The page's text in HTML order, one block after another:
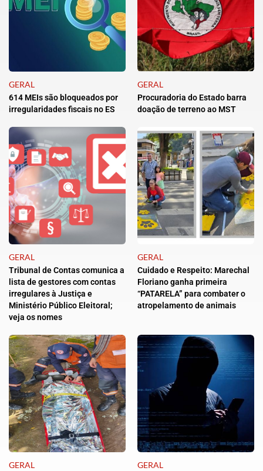
GERAL
614 MEIs são bloqueados por
irregularidades fiscais no ES
GERAL
Procuradoria do Estado barra
doação de terreno ao MST
GERAL
Tribunal de Contas comunica a
lista de gestores com contas
irregulares à Justiça e
Ministério Público Eleitoral;
veja os nomes
GERAL
Cuidado e Respeito: Marechal
Floriano ganha primeira
“PATARELA” para combater o
atropelamento de animais
GERAL GERAL